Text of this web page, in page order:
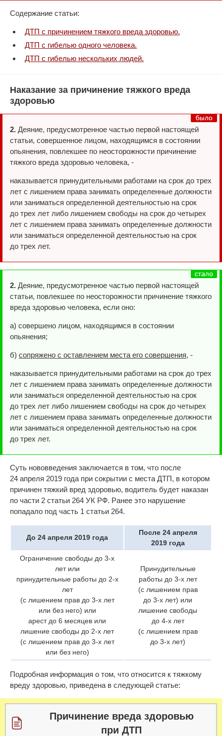
Содержание статьи:
ДТП с причинением тяжкого вреда здоровью.
ДТП с гибелью одного человека.
ДТП с гибелью нескольких людей.
Наказание за причинение тяжкого вреда
здоровью
2. Деяние, предусмотренное частью первой настоящей
статьи, совершенное лицом, находящимся в состоянии
опьянения, повлекшее по неосторожности причинение
тяжкого вреда здоровью человека, -
наказывается принудительными работами на срок до трех
лет с лишением права занимать определенные должности
или заниматься определенной деятельностью на срок
до трех лет либо лишением свободы на срок до четырех
лет с лишением права занимать определенные должности
или заниматься определенной деятельностью на срок
до трех лет.
2. Деяние, предусмотренное частью первой настоящей
статьи, повлекшее по неосторожности причинение тяжкого
вреда здоровью человека, если оно:
а) совершено лицом, находящимся в состоянии
опьянения;
б) сопряжено с оставлением места его совершения, -
наказывается принудительными работами на срок до трех
лет с лишением права занимать определенные должности
или заниматься определенной деятельностью на срок
до трех лет либо лишением свободы на срок до четырех
лет с лишением права занимать определенные должности
или заниматься определенной деятельностью на срок
до трех лет.
Суть нововведения заключается в том, что после
24 апреля 2019 года при сокрытии с места ДТП, в котором
причинен тяжкий вред здоровью, водитель будет наказан
по части 2 статьи 264 УК РФ. Ранее это нарушение
попадало под часть 1 статьи 264.
До 24 апреля 2019 года
После 24 апреля
2019 года
Ограничение свободы до 3-х
лет или
принудительные работы до 2-х
лет
(с лишением прав до 3-х лет
или без него) или
арест до 6 месяцев или
лишение свободы до 2-х лет
(с лишением прав до 3-х лет
или без него)
Принудительные
работы до 3-х лет
(с лишением прав
до 3-х лет) или
лишение свободы
до 4-х лет
(с лишением прав
до 3-х лет)
Подробная информация о том, что относится к тяжкому
вреду здоровью, приведена в следующей статье:
Причинение вреда здоровью
при ДТП